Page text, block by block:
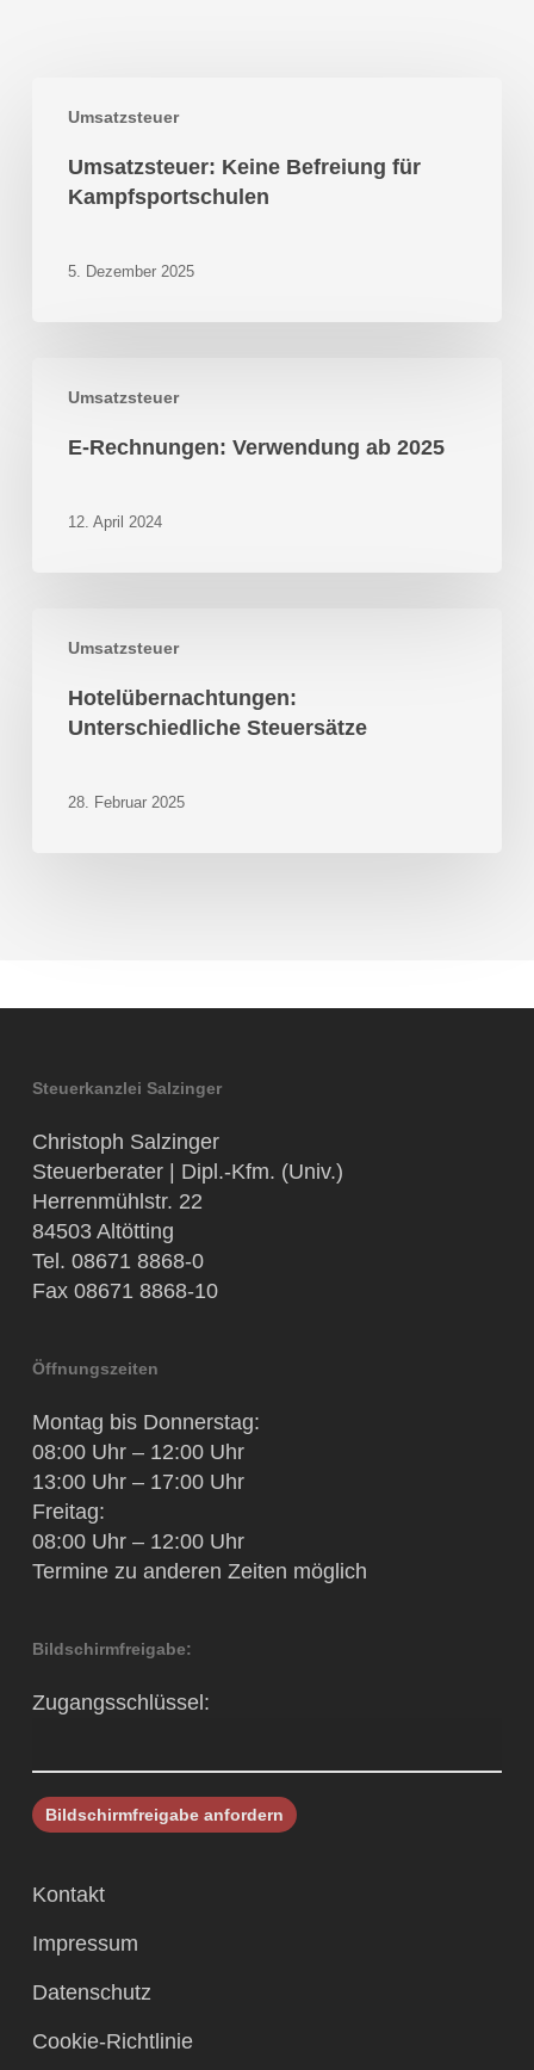
Umsatzsteuer
Keine
Kampfsportschulen
Umsatzsteuer: Keine Befreiung für
Kampfsportschulen
5. Dezember 2025
Umsatzsteuer
Rechnungen:
E-Rechnungen: Verwendung ab 2025
12. April 2024
Umsatzsteuer
Unterschiedliche
Hotelübernachtungen:
Unterschiedliche Steuersätze
28. Februar 2025
Steuerkanzlei Salzinger
Christoph Salzinger
Steuerberater | Dipl.-Kfm. (Univ.)
Herrenmühlstr. 22
84503 Altötting
Tel. 08671 8868-0
Fax 08671 8868-10
Öffnungszeiten
Montag bis Donnerstag:
08:00 Uhr – 12:00 Uhr
13:00 Uhr – 17:00 Uhr
Freitag:
08:00 Uhr – 12:00 Uhr
Termine zu anderen Zeiten möglich
Bildschirmfreigabe:
Zugangsschlüssel:
Kontakt
Impressum
Datenschutz
Cookie-Richtlinie